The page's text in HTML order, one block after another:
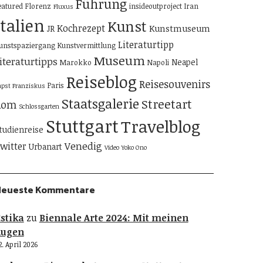
Florenz Fluxus Führung insideoutproject Iran
JR Kochrezept Kunst Kunstmuseum
Kunstvermittlung Literaturtipp
Marokko Museum Napoli Neapel
Franziskus Paris Reiseblog Reisesouvenirs
Schlossgarten Staatsgalerie Streetart
StuttgartTravelblog
Urbanart Venedig Video Yoko Ono
Kommentare
zu Biennale Arte 2024: Mit meinen
April 2026